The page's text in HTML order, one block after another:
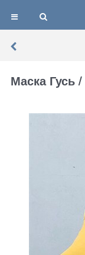
Маска Гусь